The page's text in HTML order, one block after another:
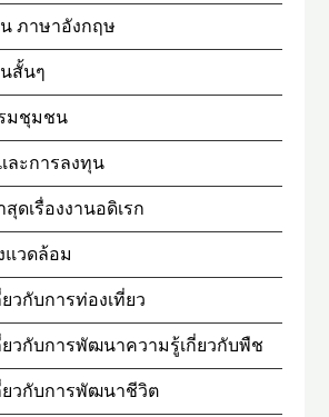
ภาษาอังกฤษ
สั้นๆ
มชุมชน
ละการลงทุน
ดเรื่องงานอดิเรก
แวดล้อม
วกับการท่องเที่ยว
ยวกับการพัฒนาความรู้เกี่ยวกับพืช
ยวกับการพัฒนาชีวิต